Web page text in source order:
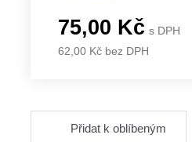
75,00 Kč s DPH
62,00 Kč bez DPH
Přidat k oblíbeným